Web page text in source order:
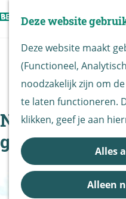
Deze website
Deze website maakt
(Functioneel,
noodzakelijk zijn om
te laten functioneren.
klikken, geef je aan
Alles
Alleen
r
d
Z
e
k
e
n
Z
e
n
Natuurtoilet in
geopend op